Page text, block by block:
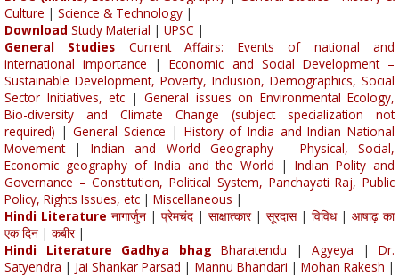
Culture | Science & Technology |
Download Study Material | UPSC |
General Studies
Current Affairs: Events of national and
international importance |Economic and Social Development –
Sustainable Development, Poverty, Inclusion, Demographics, Social
Sector Initiatives, etc | General issues on Environmental Ecology,
Bio-diversity and Climate Change (subject specialization not
required) |General Science | History of India and Indian National
Movement|Indian and World Geography – Physical, Social,
Economic geography of India and the World |Indian Polity and
Governance – Constitution, Political System, Panchayati Raj, Public
Policy, Rights Issues, etc | Miscellaneous |
Hindi Literature नागार्जुन | प्रेमचंद | साक्षात्कार| सूरदास| विविध| आषाढ़ का
एक दिन | कबीर|
Hindi Literature Gadhya bhag Bharatendu | Agyeya | Dr.
Satyendra | Jai Shankar Parsad | Mannu Bhandari | Mohan Rakesh |